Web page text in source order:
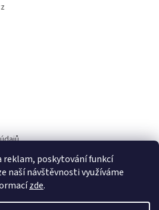
reklam, poskytování funkcí
naší návštěvnosti využíváme
zde.